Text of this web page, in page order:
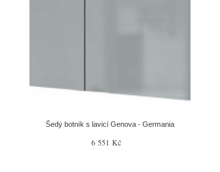
Šedý botník s lavicí Genova - Germania
6 551 Kč